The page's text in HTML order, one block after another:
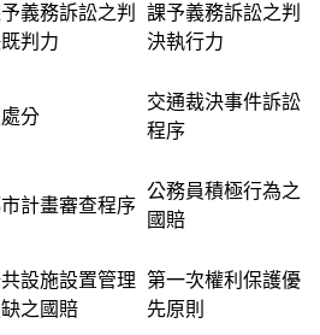
義務訴訟之判
判力
課予義務訴訟之判
決執行力
分
交通裁決事件訴訟
程序
計畫審查程序
公務員積極行為之
國賠
設施設置管理
之國賠
第一次權利保護優
先原則